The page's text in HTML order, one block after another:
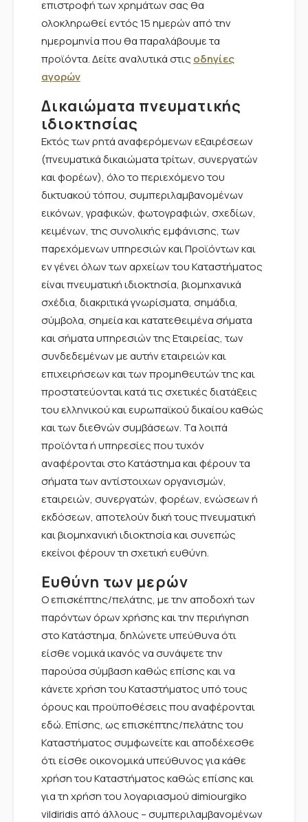
επιστροφή των χρημάτων σας θα
ολοκληρωθεί εντός 15 ημερών από την
ημερομηνία που θα παραλάβουμε τα
προϊόντα. Δείτε αναλυτικά στις οδηγίες
αγορών
Δικαιώματα πνευματικής
ιδιοκτησίας
Εκτός των ρητά αναφερόμενων εξαιρέσεων
(πνευματικά δικαιώματα τρίτων, συνεργατών
και φορέων), όλο το περιεχόμενο του
δικτυακού τόπου, συμπεριλαμβανομένων
εικόνων, γραφικών, φωτογραφιών, σχεδίων,
κειμένων, της συνολικής εμφάνισης, των
παρεχόμενων υπηρεσιών και Προϊόντων και
εν γένει όλων των αρχείων του Καταστήματος
είναι πνευματική ιδιοκτησία, βιομηχανικά
σχέδια, διακριτικά γνωρίσματα, σημάδια,
σύμβολα, σημεία και κατατεθειμένα σήματα
και σήματα υπηρεσιών της Εταιρείας, των
συνδεδεμένων με αυτήν εταιρειών και
επιχειρήσεων και των προμηθευτών της και
προστατεύονται κατά τις σχετικές διατάξεις
του ελληνικού και ευρωπαϊκού δικαίου καθώς
και των διεθνών συμβάσεων. Τα λοιπά
προϊόντα ή υπηρεσίες που τυχόν
αναφέρονται στο Κατάστημα και φέρουν τα
σήματα των αντίστοιχων οργανισμών,
εταιρειών, συνεργατών, φορέων, ενώσεων ή
εκδόσεων, αποτελούν δική τους πνευματική
και βιομηχανική ιδιοκτησία και συνεπώς
εκείνοι φέρουν τη σχετική ευθύνη.
Ευθύνη των μερών
Ο επισκέπτης/πελάτης, με την αποδοχή των
παρόντων όρων χρήσης και την περιήγηση
στο Κατάστημα, δηλώνετε υπεύθυνα ότι
είσθε νομικά ικανός να συνάψετε την
παρούσα σύμβαση καθώς επίσης και να
κάνετε χρήση του Καταστήματος υπό τους
όρους και προϋποθέσεις που αναφέρονται
εδώ. Επίσης, ως επισκέπτης/πελάτης του
Καταστήματος συμφωνείτε και αποδέχεσθε
ότι είσθε οικονομικά υπεύθυνος για κάθε
χρήση του Καταστήματος καθώς επίσης και
για τη χρήση του λογαριασμού dimiourgiko
vildiridis από άλλους – συμπεριλαμβανομένων